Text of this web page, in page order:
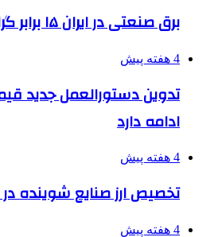
برق صنعتی در ایران ۱۵ برابر گران‌تر از خانگی است
4 هفته پیش
تدوین دستورالعمل جدید
ادامه دارد
4 هفته پیش
تخصیص ارز صنایع شوینده در
4 هفته پیش